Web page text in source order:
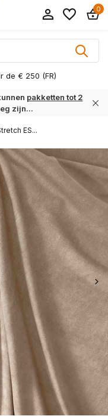
0
de € 250 (FR)
pakketten tot 2
zijn...
ES...